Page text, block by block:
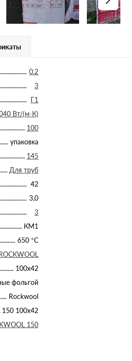
0.2
3
Г1
Вт/(м·К)
100
упаковка
145
Для труб
42
3,0
3
КМ1
650 °С
100х42
фольгой
Rockwool
150 100х42
150